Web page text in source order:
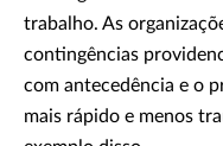
trabalho. As
contingências
com antecedência e o
mais rápido e menos